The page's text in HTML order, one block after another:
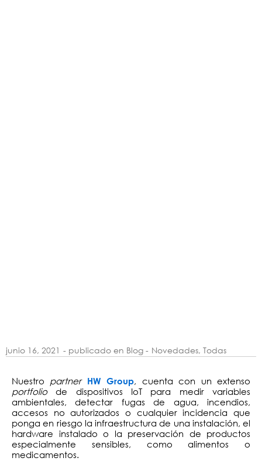
junio 16, 2021 - publicado en Blog - Novedades, Todas
Nuestro partner HW Group, cuenta con un extenso
portfoliode dispositivos IoT para medir variables
ambientales, detectar fugas de agua, incendios,
accesos no autorizados o cualquier incidencia que
ponga en riesgo la infraestructura de una instalación, el
hardware instalado o la preservación de productos
especialmente sensibles, como alimentos o
medicamentos.